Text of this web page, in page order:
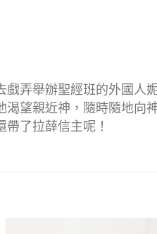
弄舉辦聖經班的外國人
望親近神，隨時隨地向
了拉薛信主呢！